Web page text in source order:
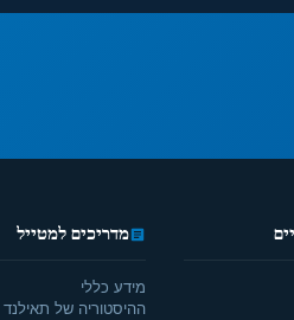
מדריכים למטייל
מידע כללי
ההיסטוריה של תאילנד